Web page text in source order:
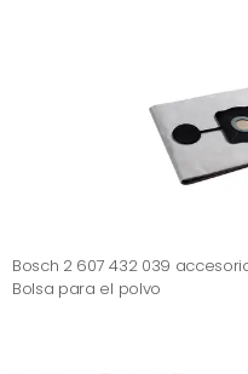
Bosch 2 607 432 039
Bolsa para el polvo